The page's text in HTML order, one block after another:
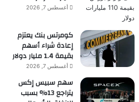
أغسطس 7, 2026
كومرتس بنك يعتزم
إعادة شراء أسهم
بقيمة 1.4 مليار دولار
أغسطس 7, 2026
سهم سبيس إكس
يتراجع 13% بسبب